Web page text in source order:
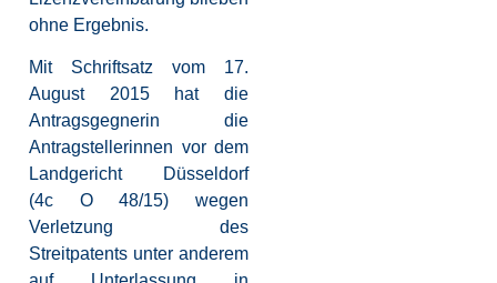
ohne Ergebnis.
Mit Schriftsatz vom 17.
August 2015 hat die
Antragsgegnerin die
Antragstellerinnen vor dem
Landgericht Düsseldorf
(4c O 48/15) wegen
Verletzung des
Streitpatents unter anderem